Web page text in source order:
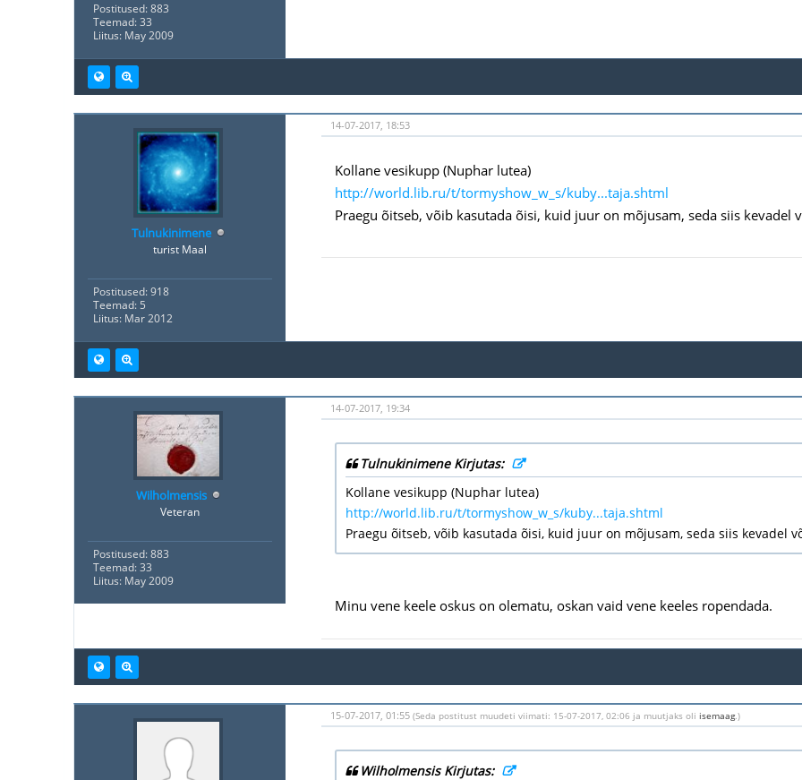
Postitused: 883
Teemad: 33
Liitus: May 2009
Tulnukinimene
turist Maal
Postitused: 918
Teemad: 5
Liitus: Mar 2012
14-07-2017, 18:53
Kollane vesikupp (Nuphar lutea)
http://world.lib.ru/t/tormyshow_w_s/kuby...taja.shtml
Praegu õitseb, võib kasutada õisi, kuid juur on mõjusam, seda siis kevadel
Wilholmensis
Veteran
Postitused: 883
Teemad: 33
Liitus: May 2009
14-07-2017, 19:34
Tulnukinimene Kirjutas:
Kollane vesikupp (Nuphar lutea)
http://world.lib.ru/t/tormyshow_w_s/kuby...taja.shtml
Praegu õitseb, võib kasutada õisi, kuid juur on mõjusam, seda siis kevadel
Minu vene keele oskus on olematu, oskan vaid vene keeles ropendada.
15-07-2017, 01:55 (Seda postitust muudeti viimati: 15-07-2017, 02:06 ja muutjaks oli isemaag.)
Wilholmensis Kirjutas: